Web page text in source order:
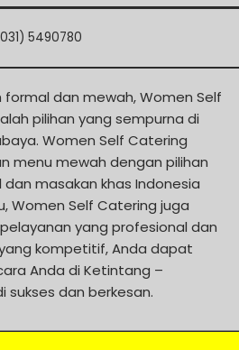
5490780
dan mewah, Women Self
pilihan yang sempurna di
Women Self Catering
menu mewah dengan pilihan
masakan khas Indonesia
Women Self Catering juga
yang profesional dan
kompetitif, Anda dapat
Anda di Ketintang –
sukses dan berkesan.